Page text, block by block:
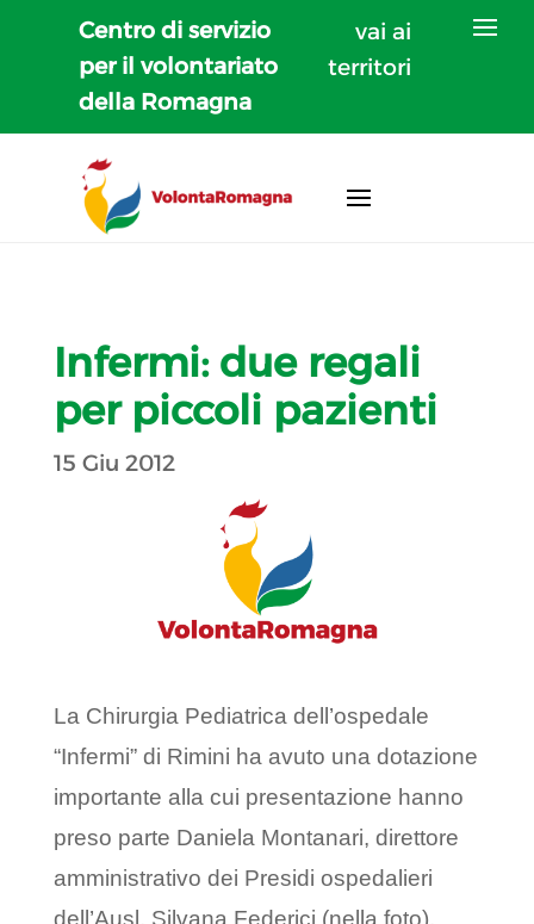
Centro di servizio
per il volontariato
della Romagna
vai ai
territori
Infermi: due regali
per piccoli pazienti
15 Giu 2012
La Chirurgia Pediatrica dell’ospedale
“Infermi” di Rimini ha avuto una dotazione
importante alla cui presentazione hanno
preso parte Daniela Montanari, direttore
amministrativo dei Presidi ospedalieri
dell’Ausl, Silvana Federici (nella foto),